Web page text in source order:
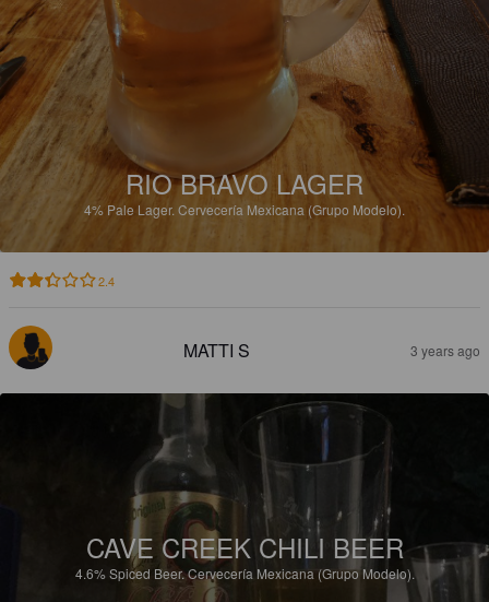
RIO BRAVO LAGER
4% Pale Lager. Cervecería Mexicana (Grupo Modelo).
2.4
MATTI S 3 years ago
CAVE CREEK CHILI BEER
4.6%Spiced Beer.Cervecería Mexicana (Grupo Modelo).